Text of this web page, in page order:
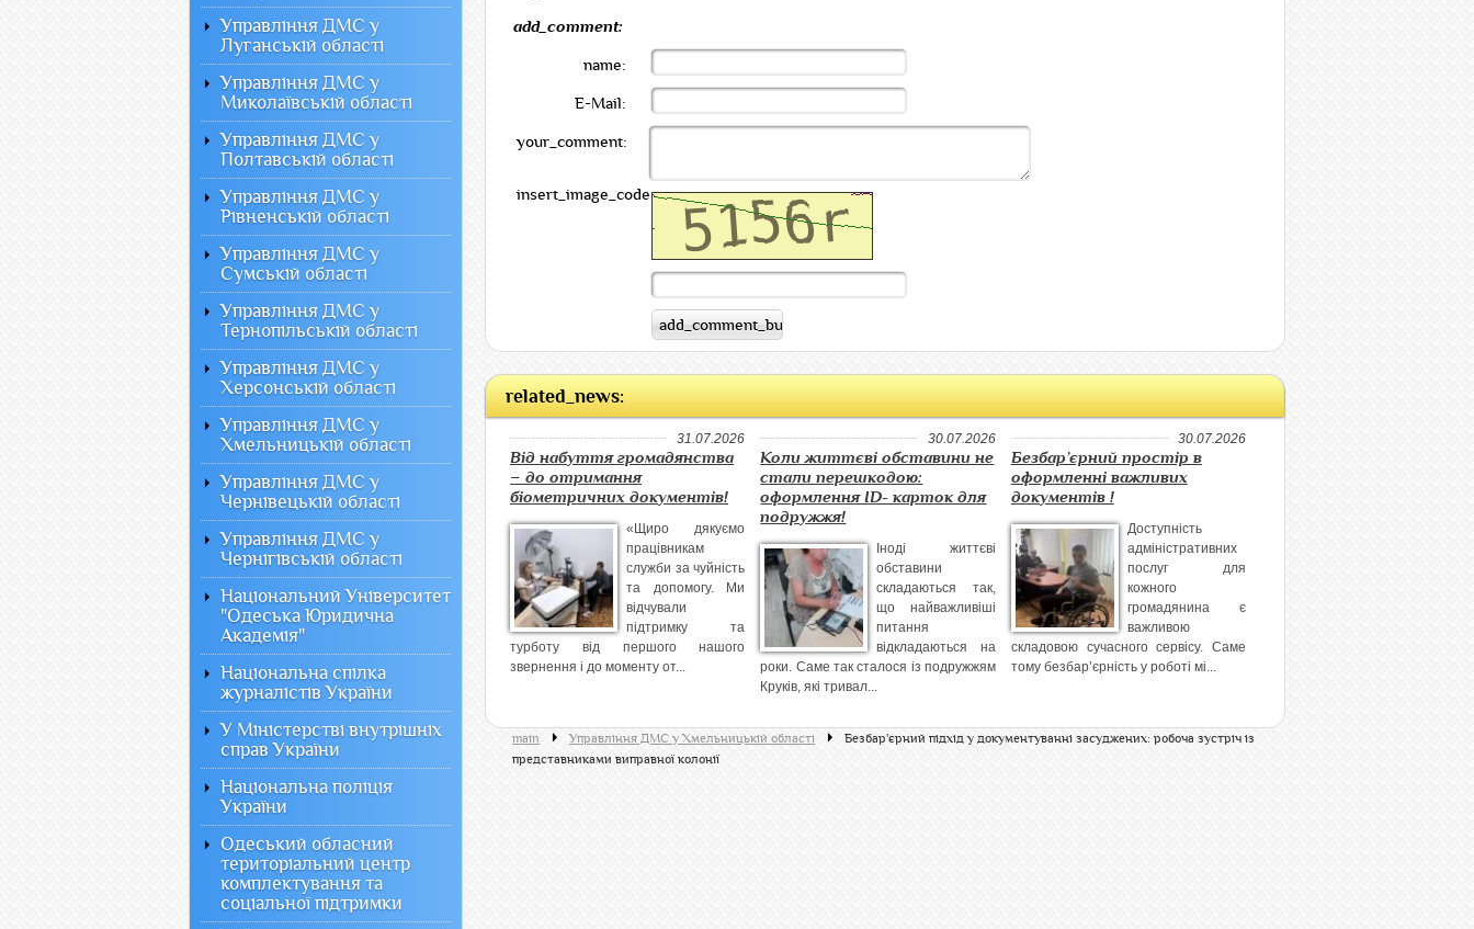
add_comment:
name:
E-Mail:
your_comment:
insert_image_code:
related_news:
31.07.2026
Від набуття громадянства
– до отримання
біометричних документів!
«Щиро дякуємо
працівникам
служби за чуйність
та допомогу. Ми
відчували
підтримку та
турботу від першого нашого
звернення і до моменту от...
30.07.2026
Коли життєві обставини не
стали перешкодою:
оформлення ID- карток для
подружжя!
Іноді життєві
обставини
складаються так,
що найважливіші
питання
відкладаються на
роки. Саме так сталося із подружжям
Круків, які тривал...
30.07.2026
Безбар’єрний простір в
оформленні важливих
документів !
Доступність
адміністративних
послуг для
кожного
громадянина є
важливою
складовою сучасного сервісу. Саме
тому безбар’єрність у роботі мі...
main Управління ДМС у Хмельницькій області
Безбар'єрний підхід у документуванні засуджених: робоча зустріч із
представниками виправної колонії
Управління ДМС у
Луганській області
Управління ДМС у
Миколаївській області
Управління ДМС у
Полтавській області
Управління ДМС у
Рівненській області
Управління ДМС у
Сумській області
Управління ДМС у
Тернопільській області
Управління ДМС у
Херсонській області
Управління ДМС у
Хмельницькій області
Управління ДМС у
Чернівецькій області
Управління ДМС у
Чернігівській області
Національний Університет
"Одеська Юридична
Академія"
Національна спілка
журналістів України
У Міністерстві внутрішніх
справ України
Національна поліція
України
Одеський обласний
територіальний центр
комплектування та
соціальної підтримки